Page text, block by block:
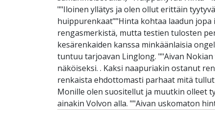
""Iloinen yllätys ja olen ollut erittäin
huippurenkaat""Hinta kohtaa laadun jopa
rengasmerkistä, mutta testien tulosten
kesärenkaiden kanssa minkäänlaisia
tuntuu tarjoavan Linglong. ""Aivan
näköiseksi. . Kaksi naapuriakin ostanut
renkaista ehdottomasti parhaat mitä
Monille olen suositellut ja muutkin olleet
ainakin Volvon alla. ""Aivan uskomaton